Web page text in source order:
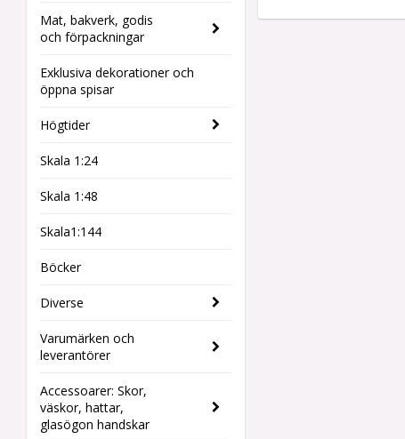
Mat, bakverk, godis
och förpackningar
Exklusiva dekorationer och
öppna spisar
Högtider
Skala 1:24
Skala 1:48
Skala1:144
Böcker
Diverse
Varumärken och
leverantörer
Accessoarer: Skor,
väskor, hattar,
glasögon handskar